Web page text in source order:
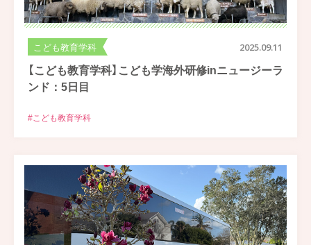
こども教育学科 2025.09.11
【こども教育学科】こども学海外研修inニュージーラ
ンド：5日目
#こども教育学科